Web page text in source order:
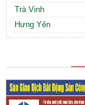
Trà Vinh
Hưng Yên